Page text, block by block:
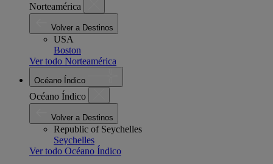
Norteamérica
Volver a Destinos
USA
Boston
Ver todo Norteamérica
Océano Índico
Océano Índico
Volver a Destinos
Republic of Seychelles
Seychelles
Ver todo Océano Índico